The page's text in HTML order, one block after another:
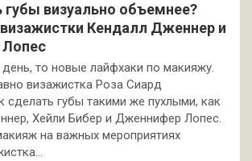
губы визуально объемнее?
Кендалл Дженнер и
день, то новые лайфхаки по макияжу.
визажистка Роза Сиард
сделать губы такими же пухлыми, как
Хейли Бибер и Дженнифер Лопес.
на важных мероприятиях